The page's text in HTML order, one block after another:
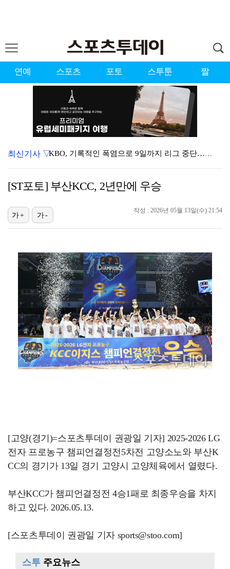
연예 스포츠 포토 스투툰 짤
KBO, 기록적인 폭염으로 9일까지 리그 중단…내달 6…
이강인, 드디어 아틀레티코 선수단과 만났다…시메오네 감…
"우산으로 때려"vs"그런 적 없다"…23기 부부 엇갈…
청문회부터 압수수색·심판 성접대 의혹까지…월드컵 탈락이…
"기분 맞춰주려고" 축구협회, 외국인 심판 성접대 의혹…
박문성 "축구협회 성접대 의혹? 사실이면 국제 망신…사…
폭로자 "황정민, 본인 말에 책임져야…내가 사생활에 초…
최신기사 ▽
[ST포토] 부산KCC, 2년만에 우승
작성 : 2026년 05월 13일(수) 21:54
가+ 가-
[고양(경기)=스포츠투데이 권광일 기자] 2025-2026 LG
전자 프로농구 챔피언결정전5차전 고양소노와 부산K
CC의 경기가 13일 경기 고양시 고양체육에서 열렸다.
부산KCC가 챔피언결정전 4승1패로 최종우승을 차지
하고 있다. 2026.05.13.
[스포츠투데이 권광일 기자 sports@stoo.com]
스투 주요뉴스